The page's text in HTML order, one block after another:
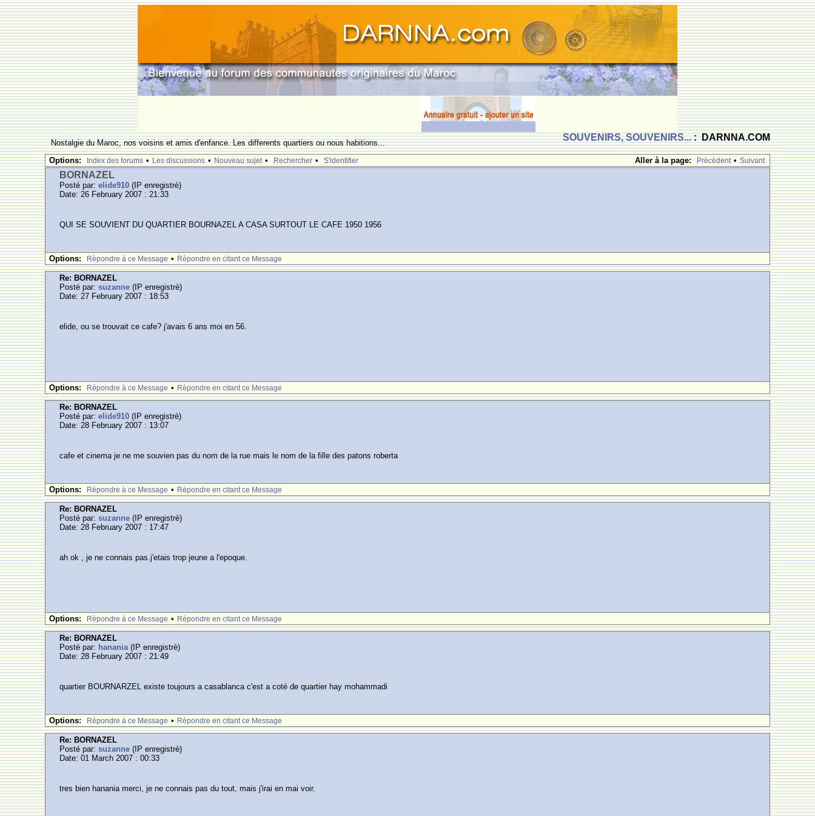
SOUVENIRS, SOUVENIRS...: DARNNA.COM
Nostalgie du Maroc, nos voisins et amis d'enfance. Les differents quartiers ou nous habitions...
Aller à la page:
Prècèdent • Suivant
Options: Index des forums • Les discussions • Nouveau sujet • Rechercher • S'identifier
BORNAZEL
Posté par:elide910 (IP enregistrè)
Date: 26 February 2007 : 21:33
QUI SE SOUVIENT DU QUARTIER BOURNAZEL A CASA SURTOUT LE CAFE 1950 1956
Options: Rèpondre à ce Message • Rèpondre en citant ce Message
Re: BORNAZEL
Posté par:suzanne (IP enregistrè)
Date: 27 February 2007 : 18:53
elide, ou se trouvait ce cafe? j'avais 6 ans moi en 56.
Options: Rèpondre à ce Message • Rèpondre en citant ce Message
Re: BORNAZEL
Posté par:elide910 (IP enregistrè)
Date: 28 February 2007 : 13:07
cafe et cinema je ne me souvien pas du nom de la rue mais le nom de la fille des patons roberta
Options: Rèpondre à ce Message • Rèpondre en citant ce Message
Re: BORNAZEL
Posté par:suzanne (IP enregistrè)
Date: 28 February 2007 : 17:47
ah ok , je ne connais pas.j'etais trop jeune a l'epoque.
Options: Rèpondre à ce Message • Rèpondre en citant ce Message
Re: BORNAZEL
Posté par: hanania(IP enregistrè)
Date: 28 February 2007 : 21:49
quartier BOURNARZEL existe toujours a casablanca c'est a coté de quartier hay mohammadi
Options: Rèpondre à ce Message • Rèpondre en citant ce Message
Re: BORNAZEL
Posté par:suzanne (IP enregistrè)
Date: 01 March 2007 : 00:33
tres bien hanania merci, je ne connais pas du tout, mais j'irai en mai voir.